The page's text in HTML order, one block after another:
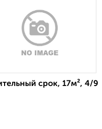
срок, 17м², 4/9